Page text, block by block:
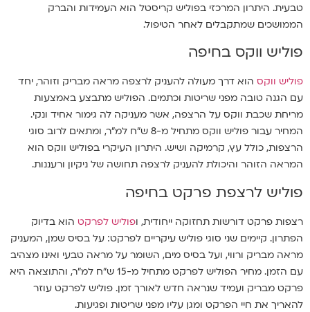
טבעית. היתרון המרכזי בפוליש קריסטל הוא העמידות והברק
הממושכים שמתקבלים לאחר הטיפול.
פוליש ווקס בחיפה
פוליש ווקס הוא דרך מעולה להעניק לרצפה מראה מבריק וזוהר, יחד
עם הגנה טובה מפני שריטות וכתמים. הפוליש מתבצע באמצעות
מריחת שכבת ווקס על הרצפה, אשר מעניקה לה גימור אחיד ונקי.
המחיר עבור פוליש ווקס מתחיל מ-8 ש"ח למ"ר, ומתאים לרוב סוגי
הרצפות, כולל עץ, קרמיקה ושיש. היתרון העיקרי בפוליש ווקס הוא
המראה הזוהר והיכולת להעניק לרצפה תחושה של ניקיון ורעננות.
פוליש לרצפת פרקט בחיפה
רצפות פרקט דורשות תחזוקה ייחודית, ופוליש לפרקט הוא בדיוק
הפתרון. קיימים שני סוגי פוליש עיקריים לפרקט: על בסיס שמן, המעניק
מראה מבריק ורווי, ועל בסיס מים, השומר על מראה טבעי ואינו מצהיב
עם הזמן. מחיר הפוליש לפרקט מתחיל מ-15 ש"ח למ"ר, והתוצאה היא
פרקט מבריק ועמיד שנראה חדש לאורך זמן. פוליש לפרקט עוזר
להאריך את חיי הפרקט ומגן עליו מפני שריטות ופגיעות.